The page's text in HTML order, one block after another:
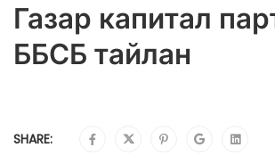
Газар капитал
ББСБ тайлан
SHARE: